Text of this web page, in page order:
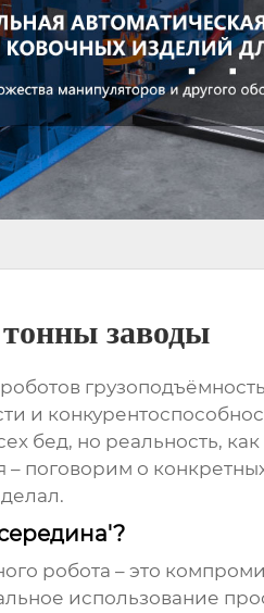
заводы
и
бед, но реальность,
поговорим о
робота – это
использование